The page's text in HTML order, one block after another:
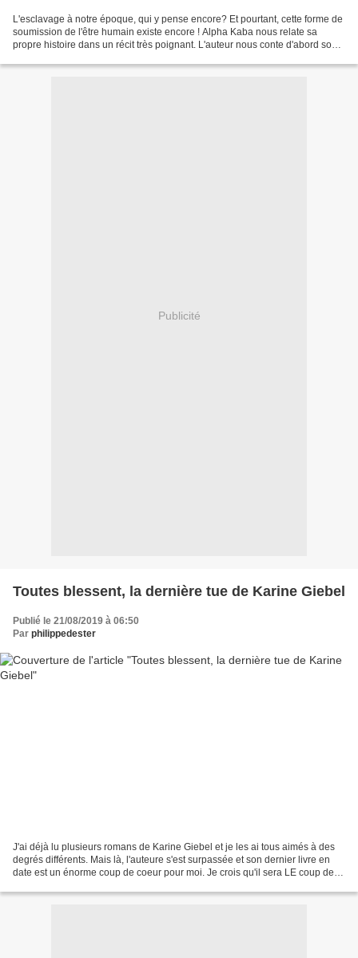
L'esclavage à notre époque, qui y pense encore? Et pourtant, cette forme de
soumission de l'être humain existe encore ! Alpha Kaba nous relate sa
propre histoire dans un récit très poignant. L'auteur nous conte d'abord son
Publicité
Toutes blessent, la dernière tue de Karine Giebel
Publié le 21/08/2019 à 06:50
Par philippedester
J'ai déjà lu plusieurs romans de Karine Giebel et je les ai tous aimés à des
degrés différents. Mais là, l'auteure s'est surpassée et son dernier livre en
date est un énorme coup de coeur pour moi. Je crois qu'il sera LE coup de